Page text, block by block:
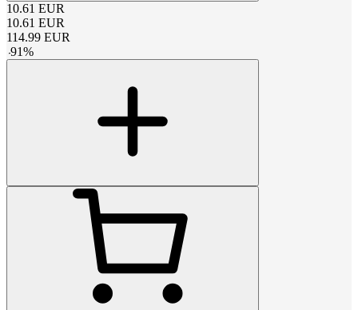
10.61 EUR
10.61 EUR
114.99 EUR
-91%